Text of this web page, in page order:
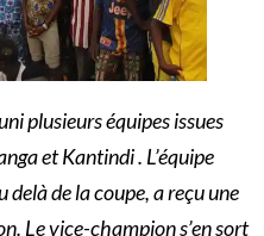
plusieurs équipes issues
et Kantindi . L’équipe
de la coupe, a reçu une
Le vice-champion s’en sort